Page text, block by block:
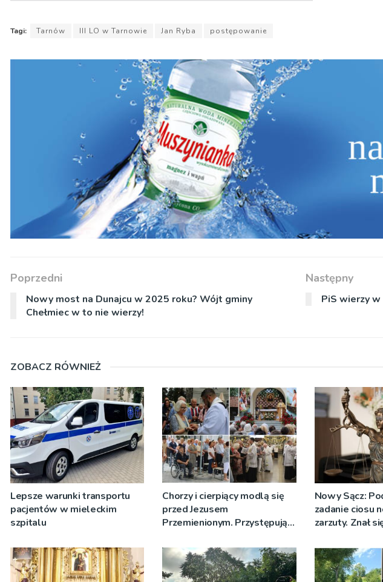
Tagi: Tarnów III LO w Tarnowie Jan Ryba postępowanie
Poprzedni
Nowy most na Dunajcu w 2025 roku? Wójt gminy
Chełmiec w to nie wierzy!
Następny
PiS wierzy
ZOBACZ RÓWNIEŻ
Lepsze warunki transportu
pacjentów w mieleckim
szpitalu
Chorzy i cierpiący modlą się
przed Jezusem
Przemienionym. Przystępują
[ZDJĘCIA]
Nowy Sącz:
zadanie ciosu
zarzuty. Znał